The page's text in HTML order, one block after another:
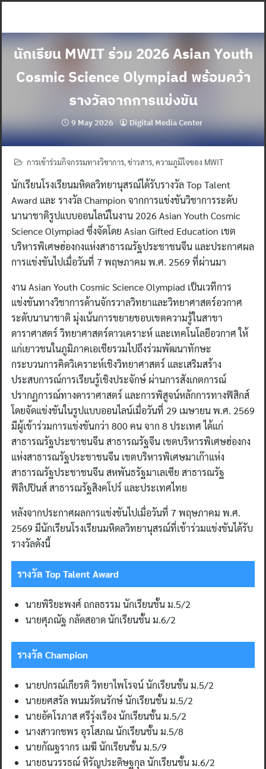
content
นักเรียน MWIT ร่วม 2026 Asian Youth
Cosmic Science Olympiad พร้อมคว้า
รางวัลจากการแข่งขัน
9 May 2026 Digital Media Center
การเข้าร่วมกิจกรรมทางวิชาการ,ข่าวสาร,ความภูมิใจของ MWIT
นักเรียนโรงเรียนมหิดลวิทยานุสรณ์ได้รับรางวัล Top Talent
Award และ รางวัล Champion จากการแข่งขันวิชาการระดับ
นานาชาติรูปแบบออนไลน์ในงาน 2026 Asian Youth Cosmic
Science Olympiad ซึ่งจัดโดย Asian Gifted Education เขต
บริหารพิเศษฮ่องกงแห่งสาธารณรัฐประชาชนจีน และประกาศผล
การแข่งขันไปเมื่อวันที่ 7 พฤษภาคม พ.ศ. 2569 ที่ผ่านมา
งาน Asian Youth Cosmic Science Olympiad เป็นเวทีการ
แข่งขันทางวิชาการด้านจักรวาลวิทยาและวิทยาศาสตร์อวกาศ
ระดับนานาชาติ มุ่งเน้นการขยายขอบเขตความรู้ในสาขา
ดาราศาสตร์ วิทยาศาสตร์ดาวเคราะห์ และเทคโนโลยีอวกาศ ให้
แก่เยาวชนในภูมิภาคเอเชียรวมไปถึงร่วมพัฒนาทักษะ
กระบวนการคิดวิเคราะห์เชิงวิทยาศาสตร์ และเสริมสร้าง
ประสบการณ์การเรียนรู้เชิงประจักษ์ ผ่านการสังเกตการณ์
ปรากฏการณ์ทางดาราศาสตร์ และการพิสูจน์หลักการทางฟิสิกส์
โดยจัดแข่งขันในรูปแบบออนไลน์เมื่อวันที่ 29 เมษายน พ.ศ. 2569
มีผู้เข้าร่วมการแข่งขันกว่า 800 คน จาก 8 ประเทศ ได้แก่
สาธารณรัฐประชาชนจีน สาธารณรัฐจีน เขตบริหารพิเศษฮ่องกง
แห่งสาธารณรัฐประชาชนจีน เขตบริหารพิเศษมาเก๊าแห่ง
สาธารณรัฐประชาชนจีน สหพันธรัฐมาเลเซีย สาธารณรัฐ
ฟิลิปปินส์ สาธารณรัฐสิงคโปร์ และประเทศไทย
หลังจากประกาศผลการแข่งขันไปเมื่อวันที่ 7 พฤษภาคม พ.ศ.
2569 มีนักเรียนโรงเรียนมหิดลวิทยานุสรณ์ที่เข้าร่วมแข่งขันได้รับ
รางวัลดังนี้
รางวัล Top Talent Award
นายพิริยะพงศ์ ถกลธรรม นักเรียนชั้น ม.5/2
นายศุภณัฐ กลัดสอาด นักเรียนชั้น ม.6/2
รางวัล Champion
นายปกรณ์เกียรติ วิทยาไพโรจน์ นักเรียนชั้น ม.5/2
นายยศสรัล พนมรัตนรักษ์ นักเรียนชั้น ม.5/2
นายอัคโรภาส ศรีรุ่งเรือง นักเรียนชั้น ม.5/2
นางสาวกชพร อุรโสภณ นักเรียนชั้น ม.5/8
นายกัณฐรากร เมฆี นักเรียนชั้น ม.5/9
นายธนวรรธณ์ หิรัญประดิษฐกุล นักเรียนชั้น ม.6/2